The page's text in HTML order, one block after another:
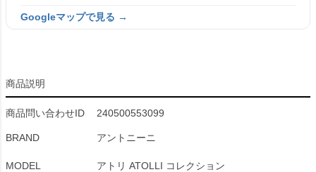
Googleマップで見る →
商品説明
商品問い合わせID 240500553099
BRAND アントニーニ
MODEL
アトリ ATOLLI コレクション